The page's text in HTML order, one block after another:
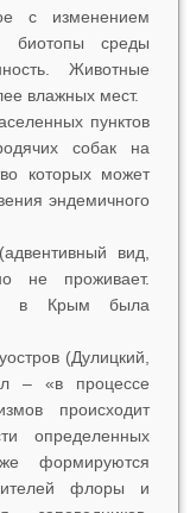
с изменением
биотопы среды
Животные
влажных мест.
пунктов
собак на
которых может
эндемичного
вид,
не проживает.
в Крым была
(Дулицкий,
– «в процессе
происходит
определенных
формируются
флоры и